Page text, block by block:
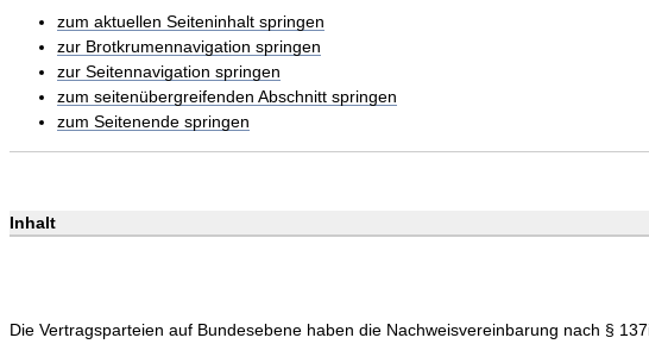
zum aktuellen Seiteninhalt springen
zur Brotkrumennavigation springen
zur Seitennavigation springen
zum seitenübergreifenden Abschnitt springen
zum Seitenende springen
Inhalt
Die Vertragsparteien auf Bundesebene haben die Nachweisvereinbarung nach §